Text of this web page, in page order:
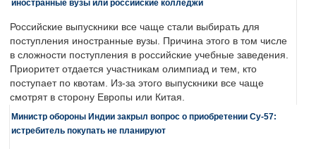
иностранные вузы или российские колледжи
Российские выпускники все чаще стали выбирать для
поступления иностранные вузы. Причина этого в том числе
в сложности поступления в российские учебные заведения.
Приоритет отдается участникам олимпиад и тем, кто
поступает по квотам. Из-за этого выпускники все чаще
смотрят в сторону Европы или Китая.
Министр обороны Индии закрыл вопрос о приобретении Су-57:
истребитель покупать не планируют